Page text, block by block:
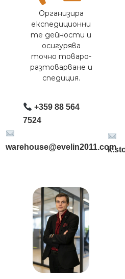
Организира
експедиционни
те дейности и
осигурява
точно товаро-
разтоварване и
спедиция.
+359 88 564
7524
warehouse@evelin2011.com